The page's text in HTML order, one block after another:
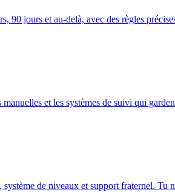
jours et au-delà, avec des règles
et les systèmes de suivi qui
de niveaux et support fraternel. Tu